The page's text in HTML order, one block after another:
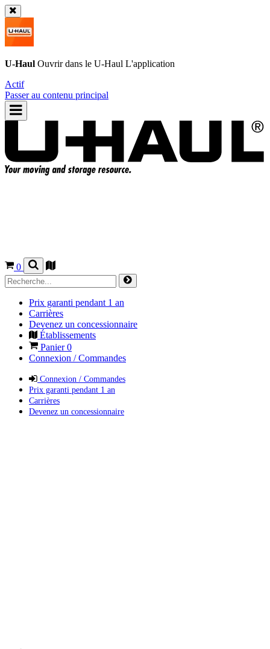
U-Haul Ouvrir dans le U-Haul L'application
Actif
Passer au contenu principal
0
Prix garanti pendant 1 an
Carrières
Devenez un concessionnaire
Établissements
Panier0
Connexion / Commandes
Connexion / Commandes
Prix garanti pendant 1 an
Carrières
Devenez un concessionnaire